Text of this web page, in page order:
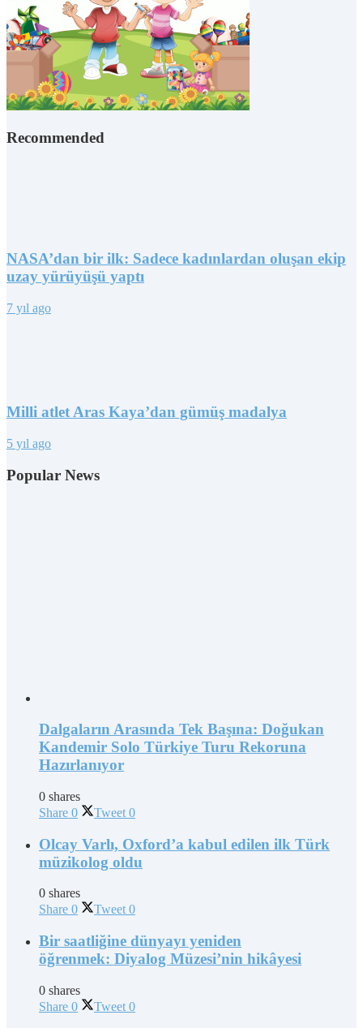
Recommended
NASA’dan bir ilk: Sadece kadınlardan oluşan ekip
uzay yürüyüşü yaptı
7 yıl ago
Milli atlet Aras Kaya’dan gümüş madalya
5 yıl ago
Popular News
Dalgaların Arasında Tek Başına: Doğukan
Kandemir Solo Türkiye Turu Rekoruna
Hazırlanıyor
0 shares
Share 0 Tweet 0
Olcay Varlı, Oxford’a kabul edilen ilk Türk
müzikolog oldu
0 shares
Share 0 Tweet 0
Bir saatliğine dünyayı yeniden
öğrenmek: Diyalog Müzesi’nin hikâyesi
0 shares
Share 0 Tweet 0